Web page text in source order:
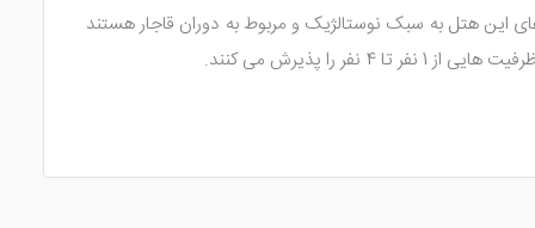
های این هتل به سبک نوستالژیک و مربوط به دوران قاجار هستند
پذیرش می کنند.
نمایند. پس می توان گفت فضای سنتی و قدیمی هتل، دلیلی بر